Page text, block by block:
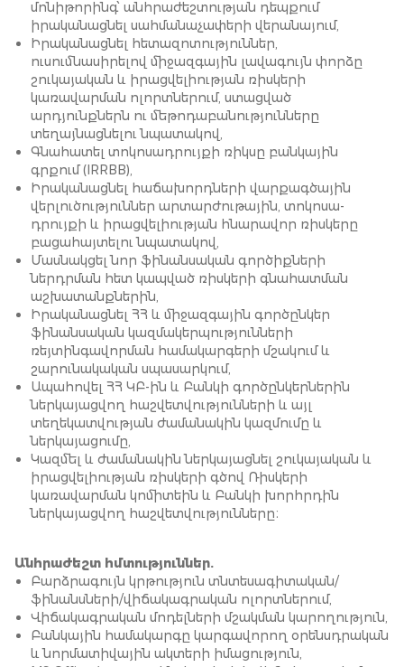
մոնիթորինգ՝ անհրաժեշտության դեպքում
իրականացնել սահմանաչափերի վերանայում,
Իրականացնել հետազոտություններ,
ուսումնասիրելով միջազգային լավագույն փորձը
շուկայական և իրացվելիության ռիսկերի
կառավարման ոլորտներում, ստացված
արդյունքներն ու մեթոդաբանությունները
տեղայնացնելու նպատակով,
Գնահատել տոկոսադրույքի ռիկսը բանկային
գրքում (IRRBB),
Իրականացնել հաճախորդների վարքագծային
վերլուծություններ արտարժութային, տո­կո­ս­ա­
դրույքի և իրացվելիության հնարավոր ռիսկերը
բացահայտելու նպատակով,
Մասնակցել նոր ֆինանսական գործիքների
ներդրման հետ կապ­ված ռիսկերի գնահատման
աշխատանքներին,
Իրականացնել ՀՀ և միջազգային գործընկեր
ֆինանսական կազմակերպությունների
ռեյտինգավորման համակարգերի մշակում և
շարունակական սպասարկում,
Ապահովել ՀՀ ԿԲ-ին և Բանկի գործընկերներին
ներկայացվող հաշվետվությունների և այլ
տեղեկատվության ժամանակին կազմումը և
ներկայացումը,
Կազմել և ժամանակին ներկայացնել շուկայական և
իրացվելիության ռիսկերի գծով Ռիսկերի
կառավարման կոմիտեին և Բանկի խոր­հրդին
ներկայացվող հաշվետվու­թյունները։
Անհրաժեշտ հմտություններ.
Բարձրագույն կրթություն տնտեսագիտական/
ֆինանսների/վիճակագրական ոլորտներում,
Վիճակագրական մոդելների մշակման կարողություն,
Բանկային համակարգը կարգավորող օրենսդրական
և նորմատիվային ակտերի իմացություն,